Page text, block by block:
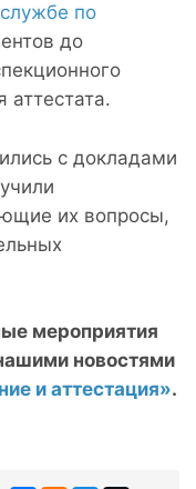
по
до
аттестата.
с докладами
их вопросы,
мероприятия
новостями
и аттестация».